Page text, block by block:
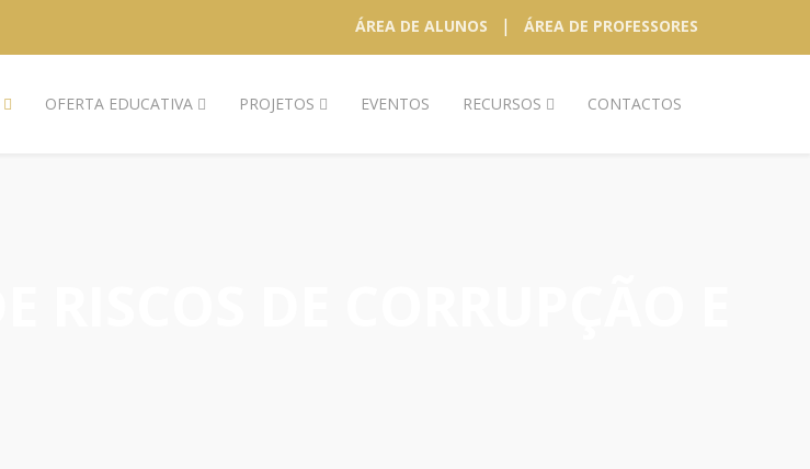
ÁREA DE ALUNOS | ÁREA DE PROFESSORES
OFERTA EDUCATIVA PROJETOS EVENTOS RECURSOS CONTACTOS